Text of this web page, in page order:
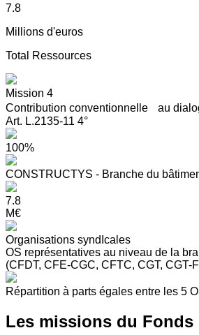
7.8
Millions d'euros
Total Ressources
Mission 4
Contribution conventionnelle au
Art. L.2135-11 4°
100%
CONSTRUCTYS - Branche du
7.8
M€
Organisations syndIcales
OS représentatives au niveau de la
(CFDT, CFE-CGC, CFTC, CGT, CGT-
Répartition à parts égales entre les 5
Les missions du Fonds